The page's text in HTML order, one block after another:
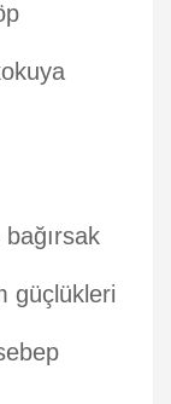
güçlükleri